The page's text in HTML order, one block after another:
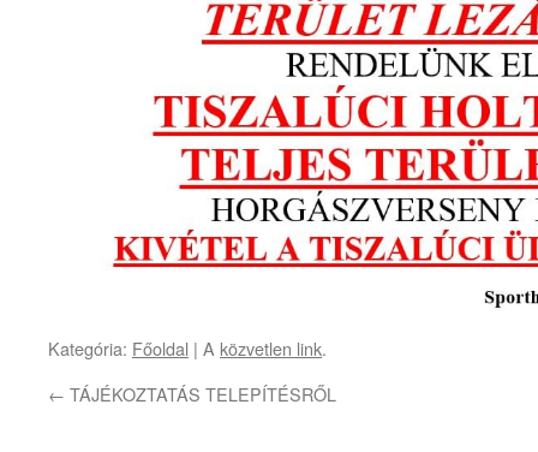
Kategória: Főoldal | A közvetlen link.
← TÁJÉKOZTATÁS TELEPÍTÉSRŐL